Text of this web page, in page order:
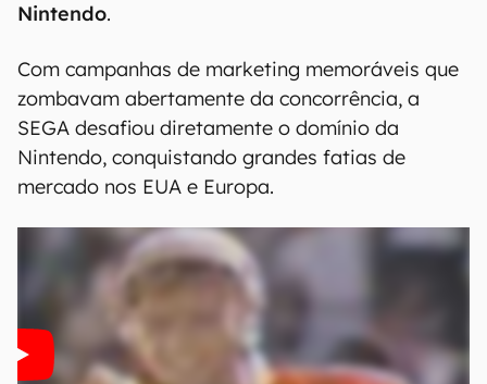
Nintendo.
Com campanhas de marketing memoráveis que
zombavam abertamente da concorrência, a
SEGA desafiou diretamente o domínio da
Nintendo, conquistando grandes fatias de
mercado nos EUA e Europa.